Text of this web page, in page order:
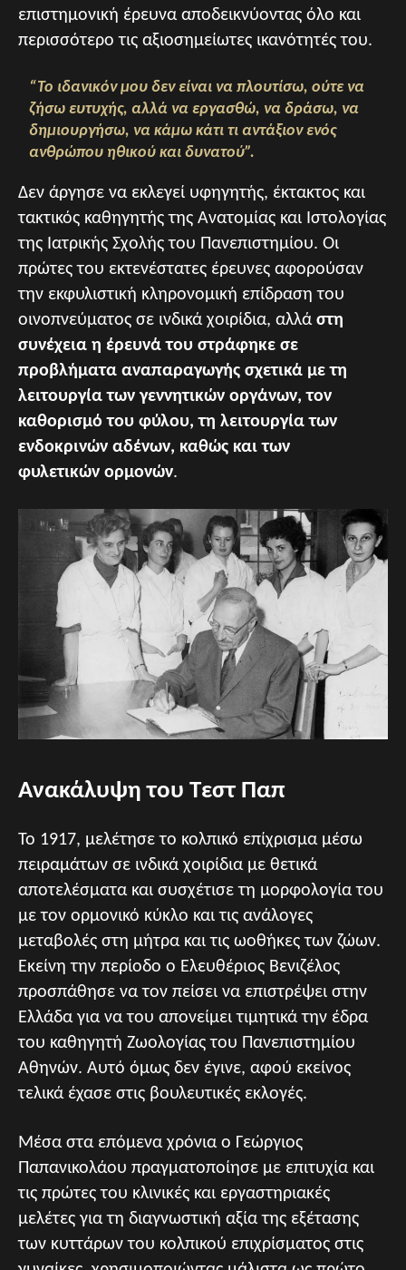
επιστημονική έρευνα αποδεικνύοντας όλο και
περισσότερο τις αξιοσημείωτες ικανότητές του.
“Το ιδανικόν μου δεν είναι να πλουτίσω, ούτε να
ζήσω ευτυχής, αλλά να εργασθώ, να δράσω, να
δημιουργήσω, να κάμω κάτι τι αντάξιον ενός
ανθρώπου ηθικού και δυνατού”.
Δεν άργησε να εκλεγεί υφηγητής, έκτακτος και
τακτικός καθηγητής της Ανατομίας και Ιστολογίας
της Ιατρικής Σχολής του Πανεπιστημίου. Οι
πρώτες του εκτενέστατες έρευνες αφορούσαν
την εκφυλιστική κληρονομική επίδραση του
οινοπνεύματος σε ινδικά χοιρίδια, αλλά στη
συνέχεια η έρευνά του στράφηκε σε
προβλήματα αναπαραγωγής σχετικά με τη
λειτουργία των γεννητικών οργάνων, τον
καθορισμό του φύλου, τη λειτουργία των
ενδοκρινών αδένων, καθώς και των
φυλετικών ορμονών.
Ανακάλυψη του Τεστ Παπ
Το 1917, μελέτησε το κολπικό επίχρισμα μέσω
πειραμάτων σε ινδικά χοιρίδια με θετικά
αποτελέσματα και συσχέτισε τη μορφολογία του
με τον ορμονικό κύκλο και τις ανάλογες
μεταβολές στη μήτρα και τις ωοθήκες των ζώων.
Εκείνη την περίοδο ο Ελευθέριος Βενιζέλος
προσπάθησε να τον πείσει να επιστρέψει στην
Ελλάδα για να του απονείμει τιμητικά την έδρα
του καθηγητή Ζωολογίας του Πανεπιστημίου
Αθηνών. Αυτό όμως δεν έγινε, αφού εκείνος
τελικά έχασε στις βουλευτικές εκλογές.
Μέσα στα επόμενα χρόνια ο Γεώργιος
Παπανικολάου πραγματοποίησε με επιτυχία και
τις πρώτες του κλινικές και εργαστηριακές
μελέτες για τη διαγνωστική αξία της εξέτασης
των κυττάρων του κολπικού επιχρίσματος στις